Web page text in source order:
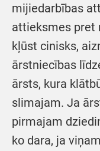
mijiedarbības
attieksmes pret
kļūst cinisks,
ārstniecības
ārsts, kura
slimajam. Ja
pirmajam
ko dara, ja